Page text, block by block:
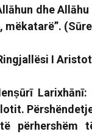
dhe
mëkatarë”.
I
Larixhānī:
.